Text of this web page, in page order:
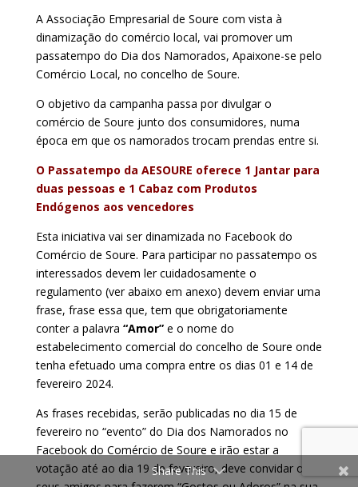
A Associação Empresarial de Soure com vista à
dinamização do comércio local, vai promover um
passatempo do Dia dos Namorados, Apaixone-se pelo
Comércio Local, no concelho de Soure.
O objetivo da campanha passa por divulgar o
comércio de Soure junto dos consumidores, numa
época em que os namorados trocam prendas entre si.
O Passatempo da AESOURE oferece 1 Jantar para
duas pessoas e 1 Cabaz com Produtos
Endógenos aos vencedores
Esta iniciativa vai ser dinamizada no Facebook do
Comércio de Soure. Para participar no passatempo os
interessados devem ler cuidadosamente o
regulamento (ver abaixo em anexo) devem enviar uma
frase, frase essa que, tem que obrigatoriamente
conter a palavra “Amor”e o nome do
estabelecimento comercial do concelho de Soure onde
tenha efetuado uma compra entre os dias 01 e 14 de
fevereiro 2024.
As frases recebidas, serão publicadas no dia 15 de
fevereiro no “evento” do Dia dos Namorados no
Facebook do Comércio de Soure e irão estar a
votação até ao dia 19 de fevereiro, deve convidar os
Share This